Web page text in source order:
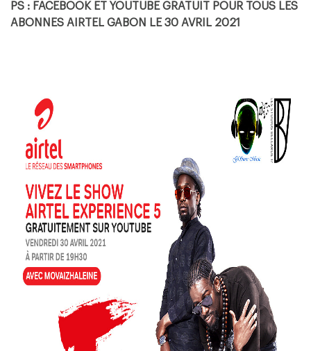
PS : FACEBOOK ET YOUTUBE GRATUIT POUR TOUS LES
ABONNES AIRTEL GABON LE 30 AVRIL 2021